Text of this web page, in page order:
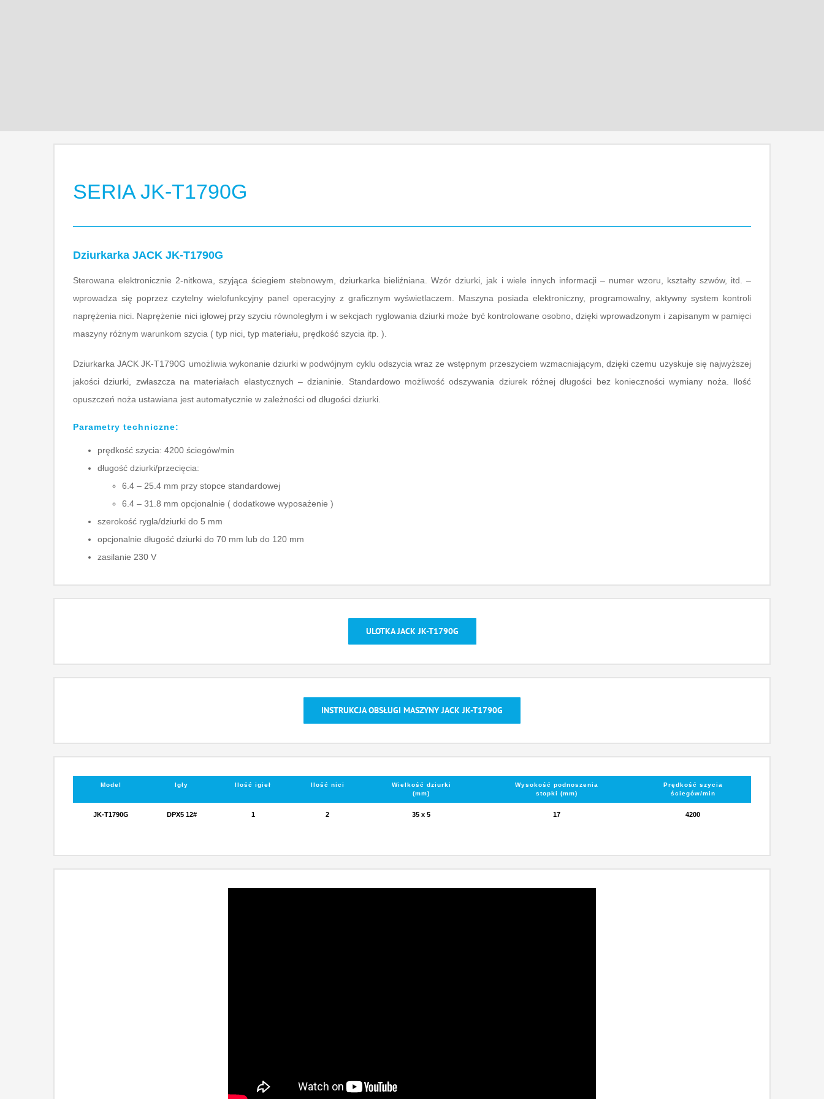
SERIA JK-T1790G
Dziurkarka JACK JK-T1790G
Sterowana elektronicznie 2-nitkowa, szyjąca ściegiem stebnowym, dziurkarka bieliźniana. Wzór dziurki, jak i wiele innych informacji – numer wzoru, kształty szwów, itd. –
wprowadza się poprzez czytelny wielofunkcyjny panel operacyjny z graficznym wyświetlaczem. Maszyna posiada elektroniczny, programowalny, aktywny system kontroli
naprężenia nici. Naprężenie nici igłowej przy szyciu równoległym i w sekcjach ryglowania dziurki może być kontrolowane osobno, dzięki wprowadzonym i zapisanym w pamięci
maszyny różnym warunkom szycia ( typ nici, typ materiału, prędkość szycia itp. ).
Dziurkarka JACK JK-T1790G umożliwia wykonanie dziurki w podwójnym cyklu odszycia wraz ze wstępnym przeszyciem wzmacniającym, dzięki czemu uzyskuje się najwyższej
jakości dziurki, zwłaszcza na materiałach elastycznych – dzianinie. Standardowo możliwość odszywania dziurek różnej długości bez konieczności wymiany noża. Ilość
opuszczeń noża ustawiana jest automatycznie w zależności od długości dziurki.
Parametry techniczne:
prędkość szycia: 4200 ściegów/min
długość dziurki/przecięcia:
6.4 – 25.4 mm przy stopce standardowej
6.4 – 31.8 mm opcjonalnie ( dodatkowe wyposażenie )
szerokość rygla/dziurki do 5 mm
opcjonalnie długość dziurki do 70 mm lub do 120 mm
zasilanie 230 V
ULOTKA JACK JK-T1790G
INSTRUKCJA OBSŁUGI MASZYNY JACK JK-T1790G
Model Igły Ilość igieł Ilość nici
Wielkość dziurki
(mm)
Wysokość podnoszenia
stopki (mm)
Prędkość szycia
ściegów/min
JK-T1790G DPX5 12# 1 2 35 x 5 17 4200